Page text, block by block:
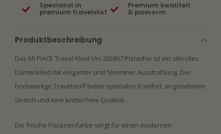
Specialist in
premium travelstof
Premium kwaliteit
& pasvorm
Produktbeschreibung
Das MI PIACE Travel Kleid Uni 202807 Pistachio ist ein stilvolles
Damenkleid mit eleganter und femininer Ausstrahlung. Der
hochwertige Travelstoff bietet optimalen Komfort, angenehmen
Stretch und eine knitterfreie Qualität.
Die frische Pistazienfarbe sorgt für einen modernen